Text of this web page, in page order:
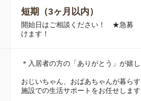
短期（3ヶ月以内）
開始日はご相談ください！ ★急募
けます！
＊入居者の方の「ありがとう」が嬉し
おじいちゃん、おばあちゃんが暮らす
施設での生活サポートをお任せします